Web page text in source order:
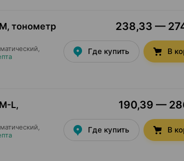
тонометр
238,33 —
Где купить В
L,
190,39 —
Где купить В